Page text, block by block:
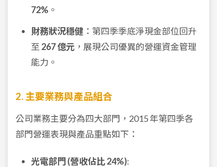
72% 。
財務狀況穩健 ：第四季季底淨現金部位回升
至 267 億元 ，展現公司優異的營運資金管理
能力。
2. 主要業務與產品組合
公司業務主要分為四大部門，2015 年第四季各
部門營運表現與產品重點如下：
光電部門 (營收佔比 24%):